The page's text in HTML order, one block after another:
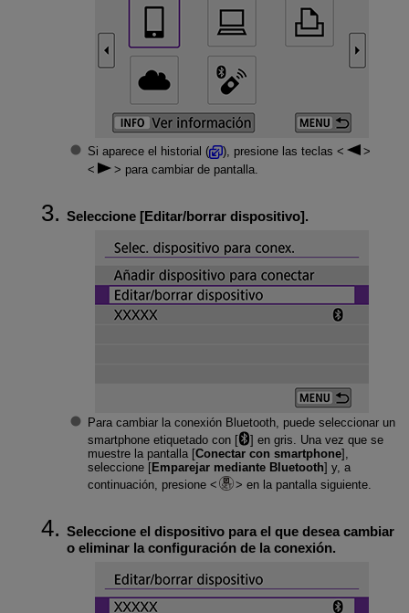
Si aparece el historial (
), presione las teclas
para cambiar de pantalla.
Seleccione [Editar/borrar dispositivo].
Para cambiar la conexión Bluetooth, puede seleccionar un
smartphone etiquetado con [
] en gris. Una vez que se
muestre la pantalla [Conectar con smartphone],
seleccione [Emparejar mediante Bluetooth] y, a
continuación, presione
en la pantalla siguiente.
Seleccione el dispositivo para el que desea cambiar
o eliminar la configuración de la conexión.